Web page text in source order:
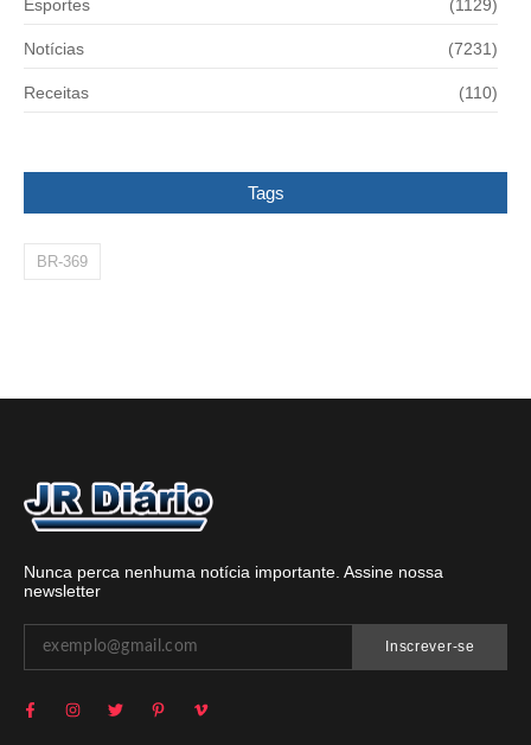
Esportes (1129)
Notícias (7231)
Receitas (110)
Tags
BR-369
Nunca perca nenhuma notícia importante. Assine nossa
newsletter
Inscrever-se